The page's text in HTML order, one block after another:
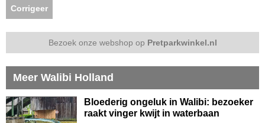
Corrigeer
Bezoek onze webshop op Pretparkwinkel.nl
Meer Walibi Holland
Bloederig ongeluk in Walibi: bezoeker
raakt vinger kwijt in waterbaan